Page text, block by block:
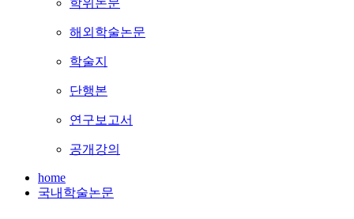
학위논문
해외학술논문
학술지
단행본
연구보고서
공개강의
home
국내학술논문